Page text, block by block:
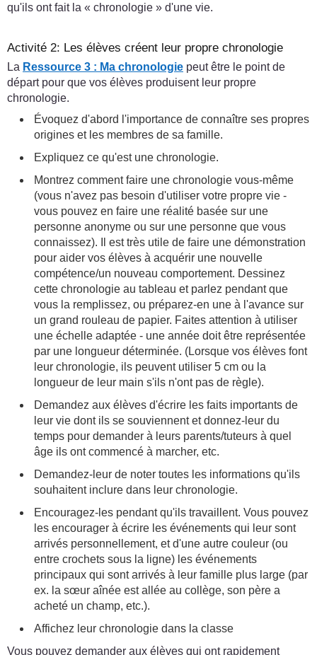
qu'ils ont fait la « chronologie » d'une vie.
Activité 2: Les élèves créent leur propre chronologie
La Ressource 3 : Ma chronologie peut être le point de
départ pour que vos élèves produisent leur propre
chronologie.
Évoquez d'abord l'importance de connaître ses propres
origines et les membres de sa famille.
Expliquez ce qu'est une chronologie.
Montrez comment faire une chronologie vous-même
(vous n'avez pas besoin d'utiliser votre propre vie -
vous pouvez en faire une réalité basée sur une
personne anonyme ou sur une personne que vous
connaissez). Il est très utile de faire une démonstration
pour aider vos élèves à acquérir une nouvelle
compétence/un nouveau comportement. Dessinez
cette chronologie au tableau et parlez pendant que
vous la remplissez, ou préparez-en une à l'avance sur
un grand rouleau de papier. Faites attention à utiliser
une échelle adaptée - une année doit être représentée
par une longueur déterminée. (Lorsque vos élèves font
leur chronologie, ils peuvent utiliser 5 cm ou la
longueur de leur main s'ils n'ont pas de règle).
Demandez aux élèves d'écrire les faits importants de
leur vie dont ils se souviennent et donnez-leur du
temps pour demander à leurs parents/tuteurs à quel
âge ils ont commencé à marcher, etc.
Demandez-leur de noter toutes les informations qu'ils
souhaitent inclure dans leur chronologie.
Encouragez-les pendant qu'ils travaillent. Vous pouvez
les encourager à écrire les événements qui leur sont
arrivés personnellement, et d'une autre couleur (ou
entre crochets sous la ligne) les événements
principaux qui sont arrivés à leur famille plus large (par
ex. la sœur aînée est allée au collège, son père a
acheté un champ, etc.).
Affichez leur chronologie dans la classe
Vous pouvez demander aux élèves qui ont rapidement